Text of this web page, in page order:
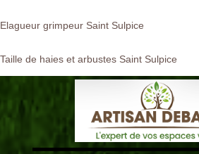
Elagueur grimpeur Saint Sulpice
Taille de haies et arbustes Saint Sulpice